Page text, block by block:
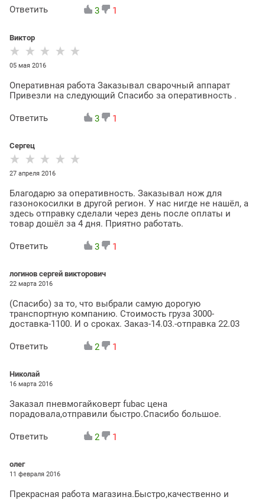
Ответить 3 1
Виктор
05 мая 2016
Оперативная работа Заказывал сварочный аппарат
Привезли на следующий Спасибо за оперативность .
Ответить 3 1
Сергец
27 апреля 2016
Благодарю за оперативность. Заказывал нож для
газонокосилки в другой регион. У нас нигде не нашёл, а
здесь отправку сделали через день после оплаты и
товар дошёл за 4 дня. Приятно работать.
Ответить 3 1
логинов сергей викторович
22 марта 2016
(Спасибо) за то, что выбрали самую дорогую
транспортную компанию. Стоимость груза 3000-
доставка-1100. И о сроках. Заказ-14.03.-отправка 22.03
Ответить 2 1
Николай
16 марта 2016
Заказал пневмогайковерт fubac цена
порадовала,отправили быстро.Спасибо большое.
Ответить 2 1
олег
11 февраля 2016
Прекрасная работа магазина.Быстро,качественно и